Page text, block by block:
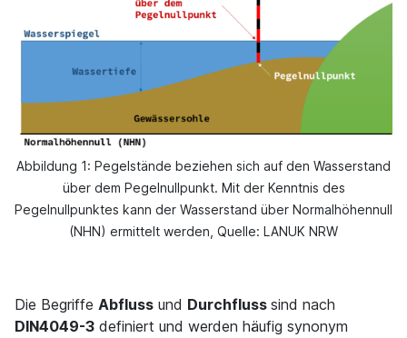
Abbildung 1: Pegelstände beziehen sich auf den Wasserstand
über dem Pegelnullpunkt. Mit der Kenntnis des
Pegelnullpunktes kann der Wasserstand über Normalhöhennull
(NHN) ermittelt werden, Quelle: LANUK NRW
Die Begriffe Abfluss und Durchfluss sind nach
DIN4049-3 definiert und werden häufig synonym